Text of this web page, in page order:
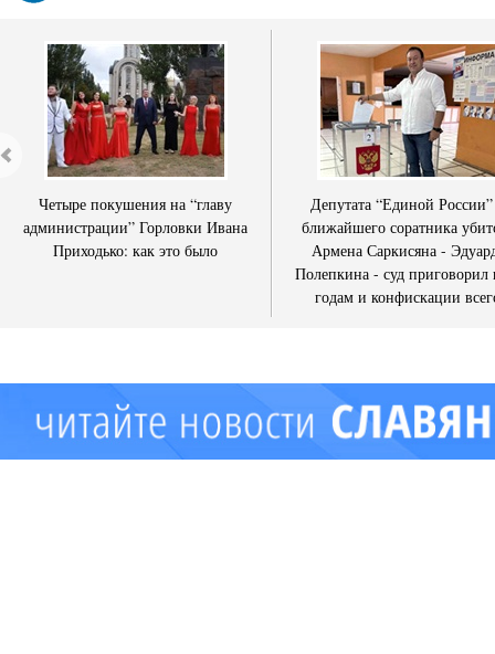
Четыре покушения на “главу
администрации” Горловки Ивана
Приходько: как это было
Депутата “Единой
ближайшего соратника
Армена Саркисяна -
Полепкина - суд приговорил
годам и конфискации